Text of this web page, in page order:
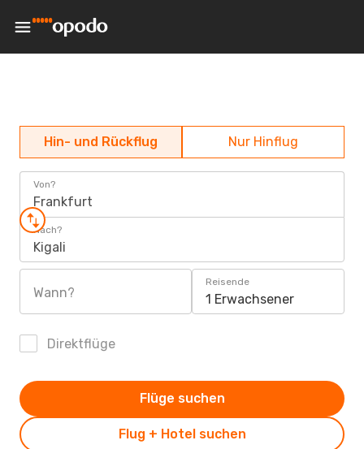
Hin- und Rückflug Nur Hinflug
Von?
Frankfurt
Nach?
Kigali
Wann?
Reisende
1 Erwachsener
Direktflüge
Flug + Hotel suchen
Flüge suchen